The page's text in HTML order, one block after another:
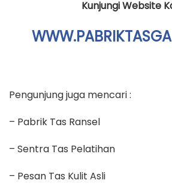
Kunjungi Website
Pengunjung juga mencari :
– Pabrik Tas Ransel
– Sentra Tas Pelatihan
– Pesan Tas Kulit Asli